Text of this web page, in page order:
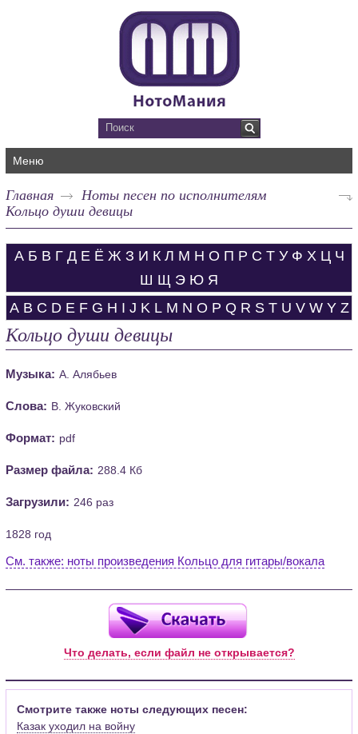
Меню
Главная
Ноты песен по исполнителям
Кольцо души девицы
А Б В Г Д Е Ё Ж З И К Л М Н О П Р С Т У Ф Х Ц Ч
Ш Щ Э Ю Я
A B C D E F G H I J K L M N O P Q R S T U V W Y Z
Кольцо души девицы
Музыка: А. Алябьев
Слова: В. Жуковский
Формат: pdf
Размер файла: 288.4 Кб
Загрузили: 246 раз
1828 год
См. также: ноты произведения Кольцо для гитары/вокала
Что делать, если файл не открывается?
Смотрите также ноты следующих песен:
Казак уходил на войну